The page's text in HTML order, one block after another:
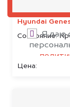
Hyundai
Состояние:
Цена:
Я даю